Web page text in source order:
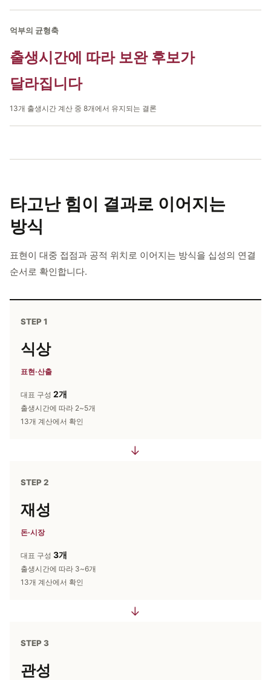
억부의 균형축
출생시간에 따라 보완 후보가
달라집니다
13개 출생시간 계산 중 8개에서 유지되는 결론
타고난 힘이 결과로 이어지는
방식
표현이 대중 접점과 공적 위치로 이어지는 방식을 십성의 연결
순서로 확인합니다.
STEP 1
식상
표현·산출
대표 구성 2개
출생시간에 따라 2~5개
13개 계산에서 확인
→
STEP 2
재성
돈·시장
대표 구성 3개
출생시간에 따라 3~6개
13개 계산에서 확인
→
STEP 3
관성